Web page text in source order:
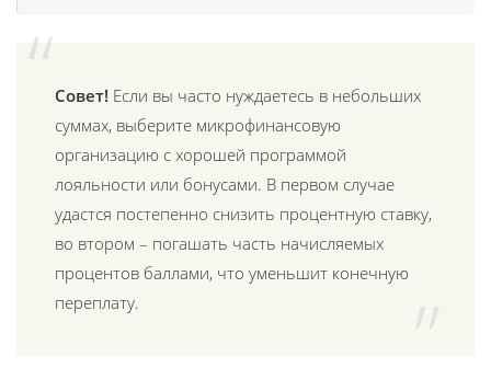
Совет! Если вы часто нуждаетесь в небольших
суммах, выберите микрофинансовую
организацию с хорошей программой
лояльности или бонусами. В первом случае
удастся постепенно снизить процентную ставку,
во втором – погашать часть начисляемых
процентов баллами, что уменьшит конечную
переплату.